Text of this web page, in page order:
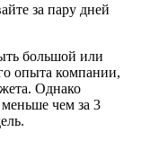
за пару дней
большой или
опыта компании,
Однако
чем за 3